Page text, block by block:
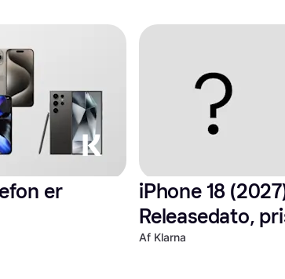
er
iPhone 18
Releasedato,
tilbud
Af Klarna